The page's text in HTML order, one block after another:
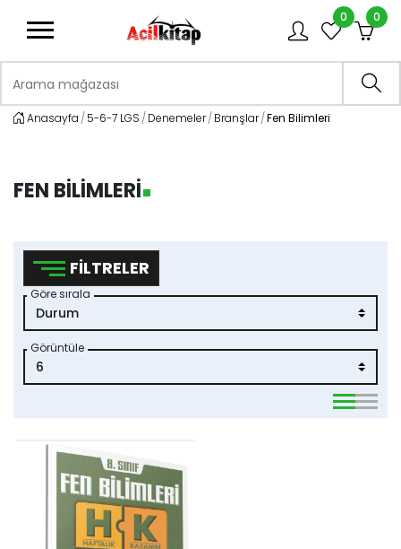
0 0
Anasayfa 5-6-7 LGS Denemeler Branşlar Fen Bilimleri
FEN BILIMLERI
FILTRELER
Göre sırala
Görüntüle